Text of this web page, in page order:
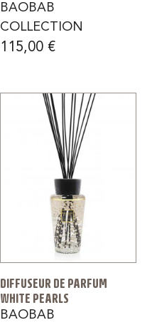
BAOBAB
COLLECTION
115,00 €
DIFFUSEUR DE PARFUM
WHITE PEARLS
BAOBAB